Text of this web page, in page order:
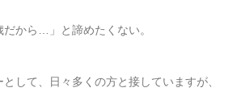
から…」と諦めたくない。
して、日々多くの方と接していますが、